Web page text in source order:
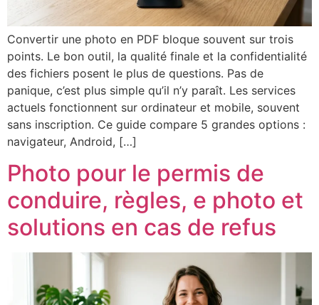
Convertir une photo en PDF bloque souvent sur trois
points. Le bon outil, la qualité finale et la confidentialité
des fichiers posent le plus de questions. Pas de
panique, c’est plus simple qu’il n’y paraît. Les services
actuels fonctionnent sur ordinateur et mobile, souvent
sans inscription. Ce guide compare 5 grandes options :
navigateur, Android, […]
Photo pour le permis de
conduire, règles, e photo et
solutions en cas de refus